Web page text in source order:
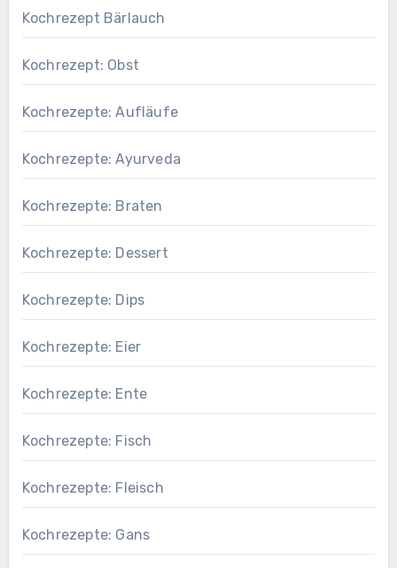
Kochrezept Bärlauch
Kochrezept: Obst
Kochrezepte: Aufläufe
Kochrezepte: Ayurveda
Kochrezepte: Braten
Kochrezepte: Dessert
Kochrezepte: Dips
Kochrezepte: Eier
Kochrezepte: Ente
Kochrezepte: Fisch
Kochrezepte: Fleisch
Kochrezepte: Gans